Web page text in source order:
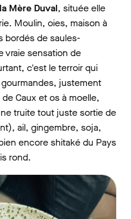
Mère Duval, située elle
Moulin, oies, maison à
bordés de saules-
vraie sensation de
c'est le terroir qui
justement
Caux et os à moelle,
truite tout juste sortie de
ail, gingembre, soja,
encore shitaké du Pays
rond.